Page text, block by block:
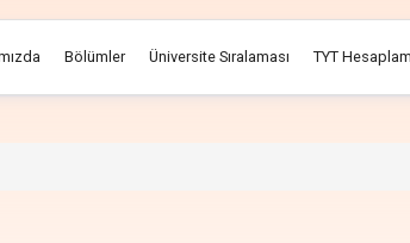
Bölümler Üniversite Sıralaması TYT